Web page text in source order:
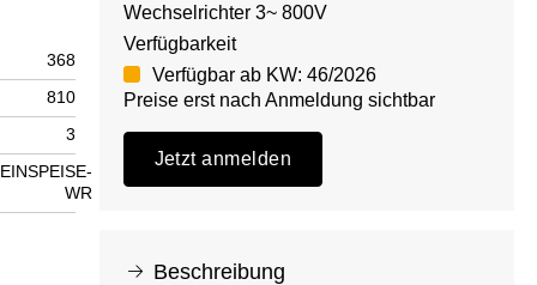
368
810
3
WR
Wechselrichter 3~ 800V
Verfügbarkeit
Verfügbar ab KW: 46/2026
Preise erst nach Anmeldung sichtbar
Jetzt anmelden
Beschreibung